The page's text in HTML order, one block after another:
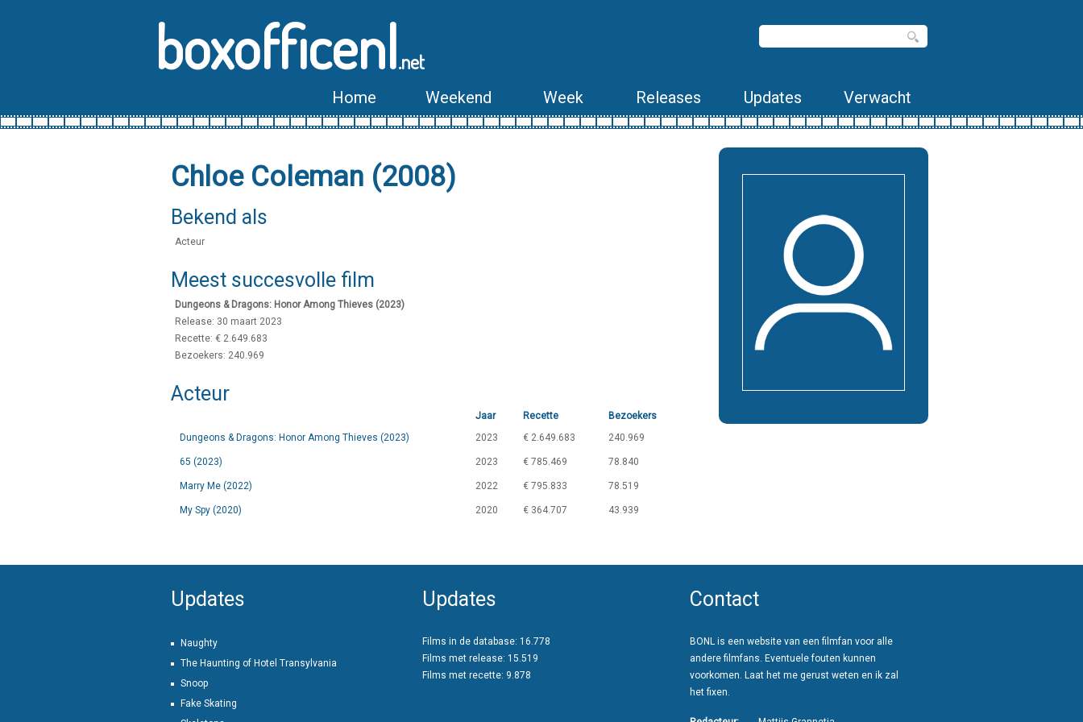
boxofficenl.net
Home Weekend Week Releases Updates Verwacht
Chloe Coleman (2008)
Bekend als
Acteur
Meest succesvolle film
Dungeons & Dragons: Honor Among Thieves (2023)
Release: 30 maart 2023
Recette: € 2.649.683
Bezoekers: 240.969
Acteur
Jaar Recette
Bezoekers
Dungeons & Dragons: Honor Among Thieves (2023)
2023 € 2.649.683 240.969
65 (2023) 2023 € 785.469 78.840
Marry Me (2022) 2022 € 795.833 78.519
My Spy (2020) 2020 € 364.707 43.939
Updates
Naughty
The Haunting of Hotel Transylvania
Snoop
Fake Skating
Updates
Films in de database: 16.778
Films met release: 15.519
Films met recette: 9.878
Contact
BONL is een website van een filmfan voor alle
andere filmfans. Eventuele fouten kunnen
voorkomen. Laat het me gerust weten en ik zal
het fixen.